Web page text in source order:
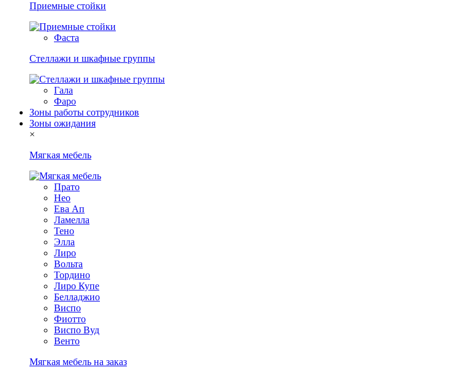
Приемные стойки
Фаста
Стеллажи и шкафные группы
Гала
Фаро
Зоны работы сотрудников
Зоны ожидания
×
Мягкая мебель
Прато
Нео
Ева Ап
Ламелла
Тено
Элла
Лиро
Вольта
Тордино
Лиро Купе
Белладжио
Виспо
Фиотто
Виспо Вуд
Венто
Мягкая мебель на заказ